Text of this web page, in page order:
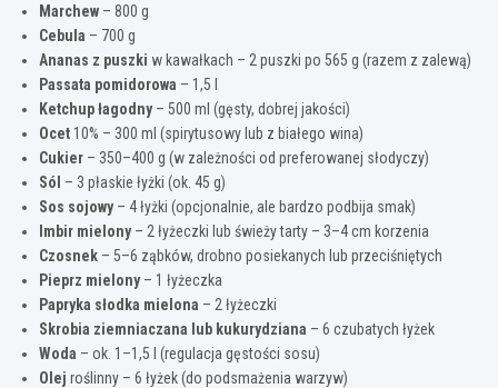
Marchew – 800 g
Cebula – 700 g
Ananas z puszki w kawałkach – 2 puszki po 565 g (razem z zalewą)
Passata pomidorowa – 1,5 l
Ketchup łagodny– 500 ml (gęsty, dobrej jakości)
Ocet 10% – 300 ml (spirytusowy lub z białego wina)
Cukier – 350–400 g (w zależności od preferowanej słodyczy)
Sól – 3 płaskie łyżki (ok. 45 g)
Sos sojowy– 4 łyżki (opcjonalnie, ale bardzo podbija smak)
Imbir mielony– 2 łyżeczki lub świeży tarty – 3–4 cm korzenia
Czosnek – 5–6 ząbków, drobno posiekanych lub przeciśniętych
Pieprz mielony– 1 łyżeczka
Papryka słodka mielona – 2 łyżeczki
Skrobia ziemniaczana lub kukurydziana – 6 czubatych łyżek
Woda – ok. 1–1,5 l (regulacja gęstości sosu)
Olej roślinny – 6 łyżek (do podsmażenia warzyw)